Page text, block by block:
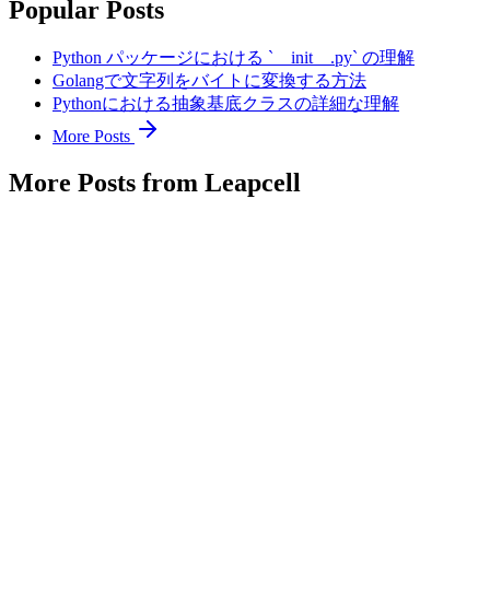
Popular Posts
Python パッケージにおける `__init__.py` の理解
Golangで文字列をバイトに変換する方法
Pythonにおける抽象基底クラスの詳細な理解
More Posts
More Posts from Leapcell